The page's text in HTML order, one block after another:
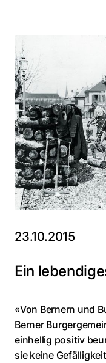
23.10.2015
Ein
«Von Bernern und
Berner
einhellig positiv
sie keine